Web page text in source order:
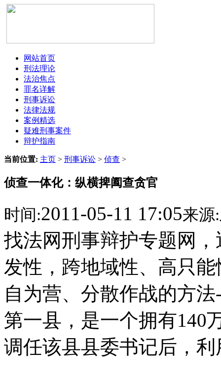
网站首页
刑法理论
法治焦点
罪名详解
刑事诉讼
法律法规
案例精选
疑难刑事案件
辩护指南
当前位置: 主页 > 刑事诉讼 > 侦查 >
侦查一体化：纵横捭阖查贪官
时间:2011-05-11 17:05来源:
找法网刑事辩护专题网
发性，跨地域性、高只
自为营、分散作战的方
第一县，是一个拥有140
调任该县县委书记后，